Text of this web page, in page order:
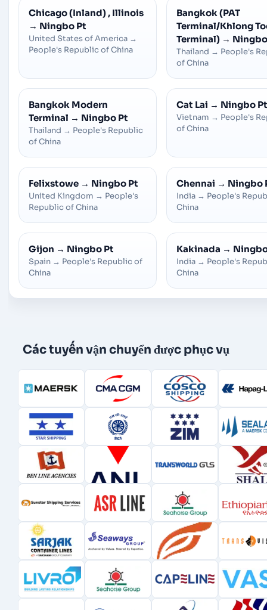
Chicago (Inland) , Illinois
→ Ningbo Pt
United States of America →
People's Republic of China
Bangkok (PAT
Terminal/Khlong
Terminal) →
Thailand → People's
of China
Bangkok Modern
Terminal → Ningbo Pt
Thailand → People's Republic
of China
Cat Lai → Ningbo Pt
Vietnam → People's
of China
Felixstowe → Ningbo Pt
United Kingdom → People's
Republic of China
Chennai → Ningbo
India → People's
China
Gijon → Ningbo Pt
Spain → People's Republic of
China
Kakinada →
India → People's
China
Các tuyến vận chuyển được phục vụ